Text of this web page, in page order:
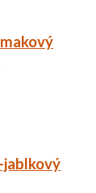
jablkový